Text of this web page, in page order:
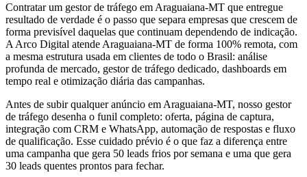
Contratar um gestor de tráfego em Araguaiana-MT que entregue
resultado de verdade é o passo que separa empresas que crescem de
forma previsível daquelas que continuam dependendo de indicação.
A Arco Digital atende Araguaiana-MT de forma 100% remota, com
a mesma estrutura usada em clientes de todo o Brasil: análise
profunda de mercado, gestor de tráfego dedicado, dashboards em
tempo real e otimização diária das campanhas.
Antes de subir qualquer anúncio em Araguaiana-MT, nosso gestor
de tráfego desenha o funil completo: oferta, página de captura,
integração com CRM e WhatsApp, automação de respostas e fluxo
de qualificação. Esse cuidado prévio é o que faz a diferença entre
uma campanha que gera 50 leads frios por semana e uma que gera
30 leads quentes prontos para fechar.